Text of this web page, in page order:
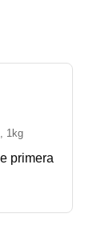
1kg
primera